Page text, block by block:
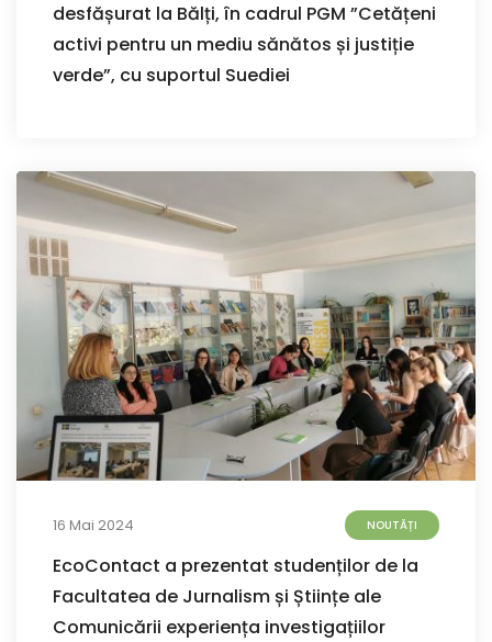
desfășurat la Bălți, în cadrul PGM ”Cetățeni
activi pentru un mediu sănătos și justiție
verde”, cu suportul Suediei
16 Mai 2024 NOUTĂȚI
EcoContact a prezentat studenților de la
Facultatea de Jurnalism și Științe ale
Comunicării experiența investigațiilor